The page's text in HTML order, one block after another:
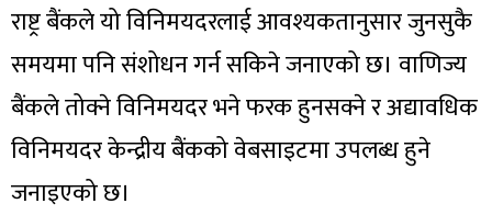
राष्ट्र बैंकले यो विनिमयदरलाई आवश्यकतानुसार जुनसुकै
समयमा पनि संशोधन गर्न सकिने जनाएको छ। वाणिज्य
बैंकले तोक्ने विनिमयदर भने फरक हुनसक्ने र अद्यावधिक
विनिमयदर केन्द्रीय बैंकको वेबसाइटमा उपलब्ध हुने
जनाइएको छ।